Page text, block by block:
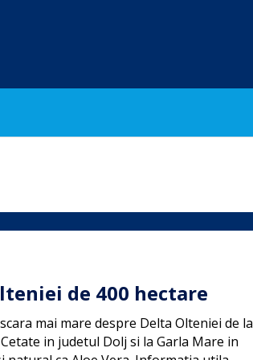
de 400 hectare
mai mare despre Delta Olteniei de la
in judetul Dolj si la Garla Mare in